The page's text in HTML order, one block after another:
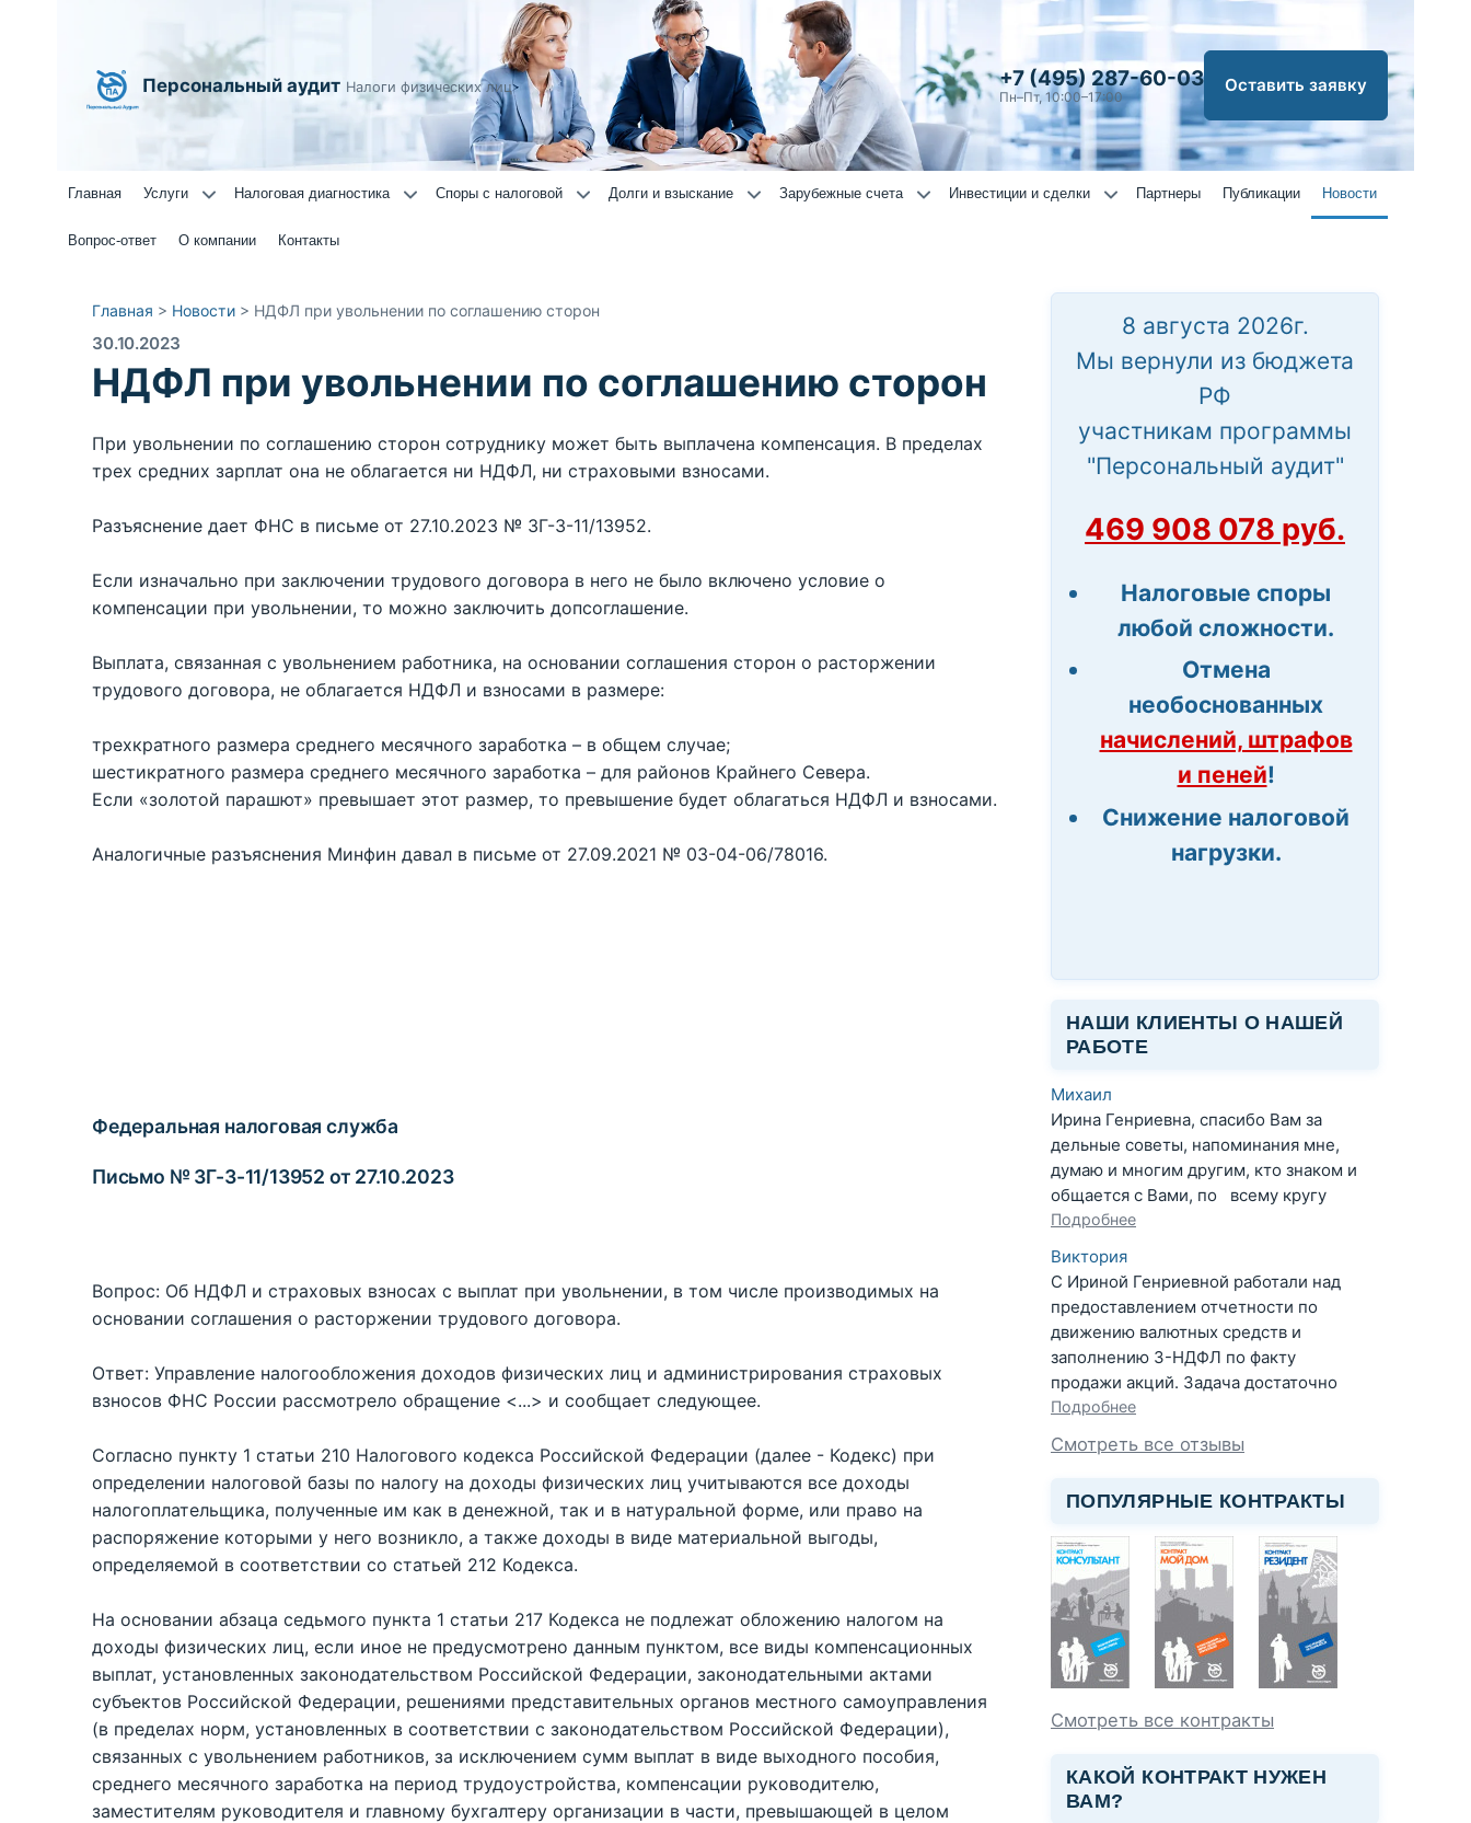
Персональный аудит Налоги физических лиц +7 (495) 287-60-03
Пн–Пт, 10:00–17:00
Оставить заявку
Главная Услуги Налоговая диагностика Споры с налоговой Долги и взыскание Зарубежные счета Инвестиции и сделки Партнеры Публикации Новости
Вопрос-ответ О компании Контакты
Главная > Новости > НДФЛ при увольнении по соглашению сторон
30.10.2023
НДФЛ при увольнении по соглашению сторон
При увольнении по соглашению сторон сотруднику может быть выплачена компенсация. В пределах
трех средних зарплат она не облагается ни НДФЛ, ни страховыми взносами.
Разъяснение дает ФНС в письме от 27.10.2023 № ЗГ-3-11/13952.
Если изначально при заключении трудового договора в него не было включено условие о
компенсации при увольнении, то можно заключить допсоглашение.
Выплата, связанная с увольнением работника, на основании соглашения сторон о расторжении
трудового договора, не облагается НДФЛ и взносами в размере:
трехкратного размера среднего месячного заработка – в общем случае;
шестикратного размера среднего месячного заработка – для районов Крайнего Севера.
Если «золотой парашют» превышает этот размер, то превышение будет облагаться НДФЛ и взносами.
Аналогичные разъяснения Минфин давал в письме от 27.09.2021 № 03-04-06/78016.
Федеральная налоговая служба
Письмо № ЗГ-3-11/13952 от 27.10.2023
Вопрос: Об НДФЛ и страховых взносах с выплат при увольнении, в том числе производимых на
основании соглашения о расторжении трудового договора.
Ответ: Управление налогообложения доходов физических лиц и администрирования страховых
взносов ФНС России рассмотрело обращение <...> и сообщает следующее.
Согласно пункту 1 статьи 210 Налогового кодекса Российской Федерации (далее - Кодекс) при
определении налоговой базы по налогу на доходы физических лиц учитываются все доходы
налогоплательщика, полученные им как в денежной, так и в натуральной форме, или право на
распоряжение которыми у него возникло, а также доходы в виде материальной выгоды,
определяемой в соответствии со статьей 212 Кодекса.
На основании абзаца седьмого пункта 1 статьи 217 Кодекса не подлежат обложению налогом на
доходы физических лиц, если иное не предусмотрено данным пунктом, все виды компенсационных
выплат, установленных законодательством Российской Федерации, законодательными актами
субъектов Российской Федерации, решениями представительных органов местного самоуправления
(в пределах норм, установленных в соответствии с законодательством Российской Федерации),
связанных с увольнением работников, за исключением сумм выплат в виде выходного пособия,
среднего месячного заработка на период трудоустройства, компенсации руководителю,
заместителям руководителя и главному бухгалтеру организации в части, превышающей в целом
8 августа 2026г.
Мы вернули из бюджета
РФ
участникам программы
"Персональный аудит"
469 908 078 руб.
Налоговые споры
любой сложности.
Отмена
необоснованных
начислений, штрафов
и пеней!
Снижение налоговой
нагрузки.
НАШИ КЛИЕНТЫ О НАШЕЙ
РАБОТЕ
Михаил
Ирина Генриевна, спасибо Вам за
дельные советы, напоминания мне,
думаю и многим другим, кто знаком и
общается с Вами, по всему кругу
Подробнее
Виктория
С Ириной Генриевной работали над
предоставлением отчетности по
движению валютных средств и
заполнению 3-НДФЛ по факту
продажи акций. Задача достаточно
Подробнее
Смотреть все отзывы
ПОПУЛЯРНЫЕ КОНТРАКТЫ
Смотреть все контракты
КАКОЙ КОНТРАКТ НУЖЕН
ВАМ?